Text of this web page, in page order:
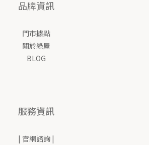
品牌資訊
門市據點
關於綠屋
BLOG
服務資訊
| 官網諮詢 |